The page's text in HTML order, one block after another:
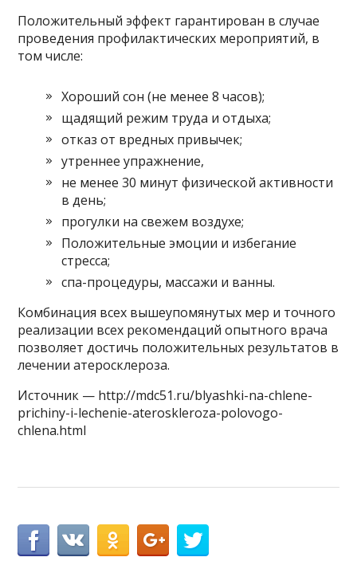
Положительный эффект гарантирован в случае
проведения профилактических мероприятий, в
том числе:
Хороший сон (не менее 8 часов);
щадящий режим труда и отдыха;
отказ от вредных привычек;
утреннее упражнение,
не менее 30 минут физической активности
в день;
прогулки на свежем воздухе;
Положительные эмоции и избегание
стресса;
спа-процедуры, массажи и ванны.
Комбинация всех вышеупомянутых мер и точного
реализации всех рекомендаций опытного врача
позволяет достичь положительных результатов в
лечении атеросклероза.
Источник — http://mdc51.ru/blyashki-na-chlene-
prichiny-i-lechenie-ateroskleroza-polovogo-
chlena.html